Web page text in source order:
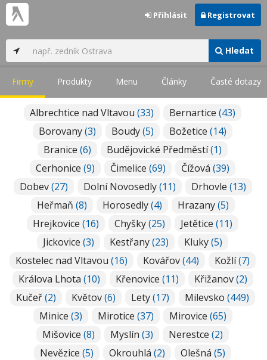
Hledat
Přihlásit Registrovat
Firmy Produkty Menu Články Časté dotazy
Albrechtice nad Vltavou (33) Bernartice (43)
Borovany(3) Boudy(5) Božetice (14)
Branice (6) Budějovické Předměstí(1)
Cerhonice (9) Čimelice (69) Čížová (39)
Dobev(27) Dolní Novosedly(11) Drhovle (13)
Heřmaň (8) Horosedly(4) Hrazany(5)
Hrejkovice (16) Chyšky(25) Jetětice (11)
Jickovice (3) Kestřany(23) Kluky(5)
Kostelec nad Vltavou (16) Kovářov(44) Kožlí(7)
Králova Lhota (10) Křenovice (11) Křižanov(2)
Kučeř(2) Květov(6) Lety(17) Milevsko (449)
Minice (3) Mirotice (37) Mirovice (65)
Mišovice (8) Myslín (3) Nerestce (2)
Nevězice (5) Okrouhlá (2) Olešná (5)